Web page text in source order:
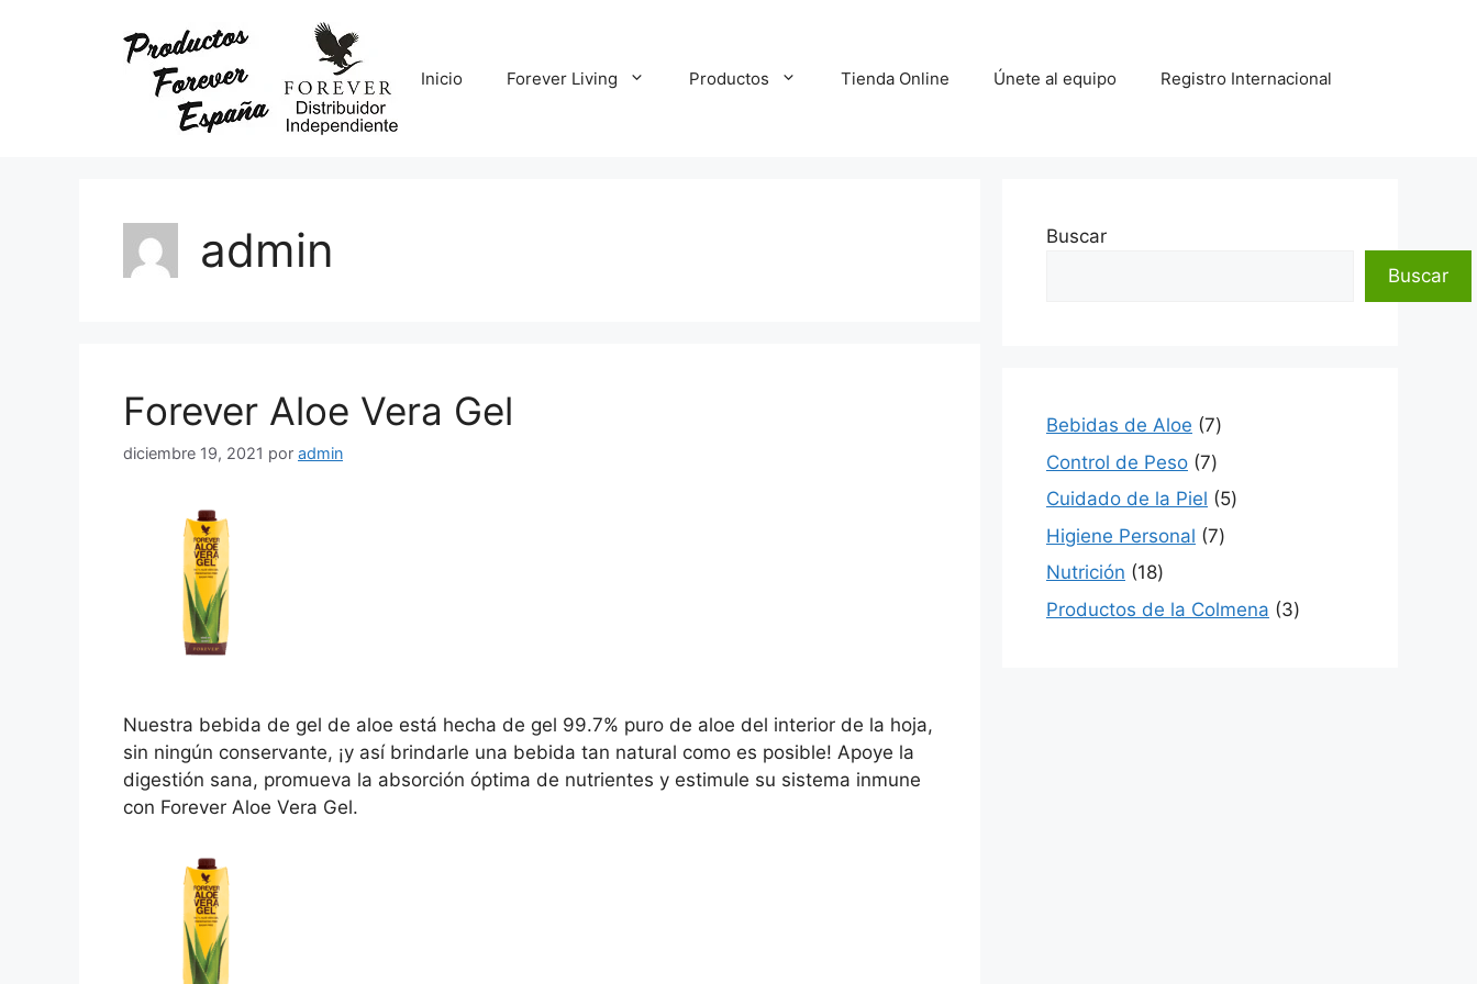
Inicio Forever Living Productos Tienda Online Únete al equipo Registro Internacional
admin
Forever Aloe Vera Gel
diciembre 19, 2021 por admin
Nuestra bebida de gel de aloe está hecha de gel 99.7% puro de aloe del interior de la hoja,
sin ningún conservante, ¡y así brindarle una bebida tan natural como es posible! Apoye la
digestión sana, promueva la absorción óptima de nutrientes y estimule su sistema inmune
con Forever Aloe Vera Gel.
Buscar
Buscar
Bebidas de Aloe 77
productos
Control de Peso 77
productos
Cuidado de la Piel 55
Higiene Personal 77
Nutrición 1818
productos
Productos de la Colmena 33